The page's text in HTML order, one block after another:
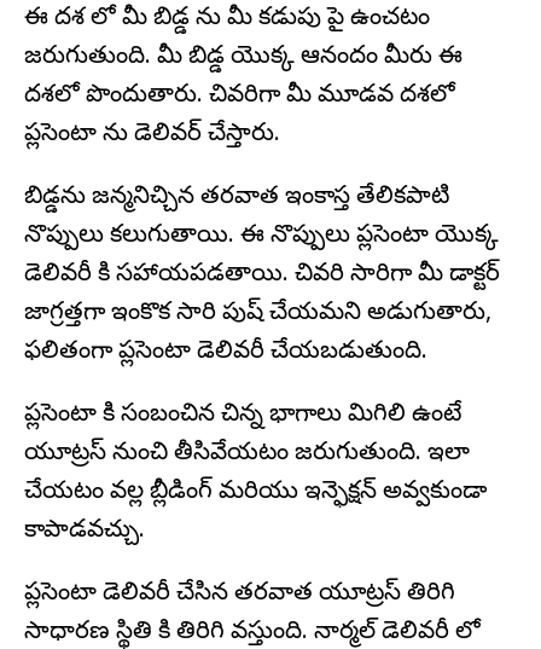
ఈ దశ లో మీ బిడ్డ ను మీ కడుపు పై ఉంచటం
జరుగుతుంది. మీ బిడ్డ యొక్క ఆనందం మీరు ఈ
దశలో పొందుతారు. చివరిగా మీ మూడవ దశలో
ప్లసెంటా ను డెలివర్ చేస్తారు.
బిడ్డను జన్మనిచ్చిన తరవాత ఇంకాస్త తేలికపాటి
నొప్పులు కలుగుతాయి. ఈ నొప్పులు ప్లసెంటా యొక్క
డెలివరీ కి సహాయపడతాయి. చివరి సారిగా మీ డాక్టర్
జాగ్రత్తగా ఇంకొక సారి పుష్ చేయమని అడుగుతారు,
ఫలితంగా ప్లసెంటా డెలివరీ చేయబడుతుంది.
ప్లసెంటా కి సంబంచిన చిన్న భాగాలు మిగిలి ఉంటే
యూట్రస్ నుంచి తీసివేయటం జరుగుతుంది. ఇలా
చేయటం వల్ల బ్లీడింగ్ మరియు ఇన్ఫెక్షన్ అవ్వకుండా
కాపాడవచ్చు.
ప్లసెంటా డెలివరీ చేసిన తరవాత యూట్రస్ తిరిగి
సాధారణ స్థితి కి తిరిగి వస్తుంది. నార్మల్ డెలివరీ లో